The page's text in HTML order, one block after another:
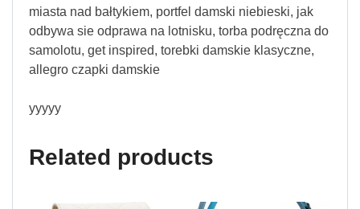
miasta nad bałtykiem, portfel damski niebieski, jak
odbywa sie odprawa na lotnisku, torba podręczna do
samolotu, get inspired, torebki damskie klasyczne,
allegro czapki damskie
yyyyy
Related products